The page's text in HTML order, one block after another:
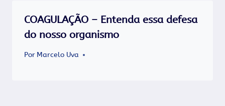
COAGULAÇÃO – Entenda essa defesa
do nosso organismo
Por Marcelo Uva